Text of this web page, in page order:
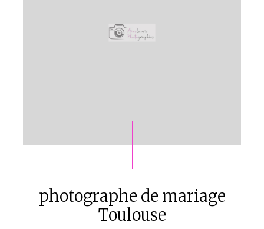
photographe de mariage
Toulouse